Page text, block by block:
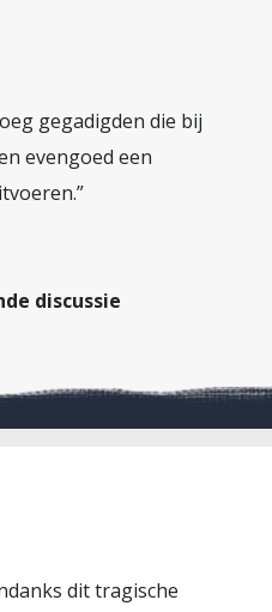
gegadigden die bij
evengoed een
discussie
dit tragische